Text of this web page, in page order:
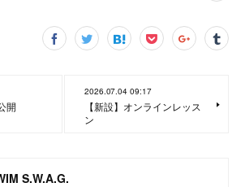
開
2026.07.04 09:17
【新設】オンラインレッス
ン
S.W.A.G.